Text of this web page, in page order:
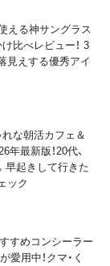
える神サングラス
比べレビュー！ 3
見えする優秀アイ
れな朝活カフェ＆
年最新版！20代、
早起きして行きた
ック
すすめコンシーラー
愛用中！クマ・く